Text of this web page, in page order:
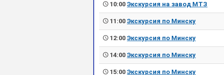
10:00Экскурсия на завод МТЗ
11:00Экскурсия по Минску
12:00Экскурсия по Минску
14:00Экскурсия по Минску
15:00Экскурсия по Минску